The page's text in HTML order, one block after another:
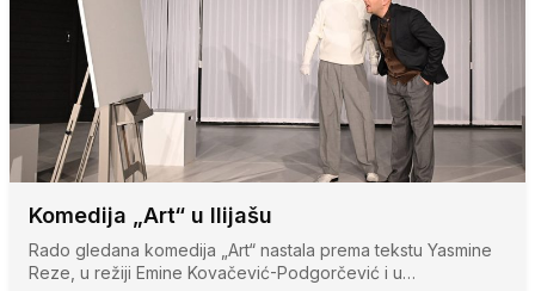
Komedija „Art“ u Ilijašu
Rado gledana komedija „Art“ nastala prema tekstu Yasmine
Reze, u režiji Emine Kovačević-Podgorčević i u…